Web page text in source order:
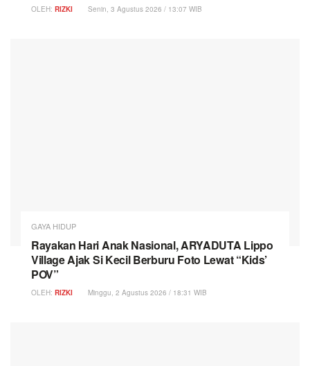
OLEH: RIZKI Senin, 3 Agustus 2026 / 13:07 WIB
GAYA HIDUP
Rayakan Hari Anak Nasional, ARYADUTA Lippo
Village Ajak Si Kecil Berburu Foto Lewat “Kids’
POV”
OLEH: RIZKI Minggu, 2 Agustus 2026 / 18:31 WIB